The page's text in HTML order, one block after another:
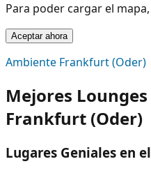
Para poder cargar el
Aceptar ahora
Ambiente Frankfurt (Oder)
Mejores
Frankfurt (Oder)
Lugares Geniales en